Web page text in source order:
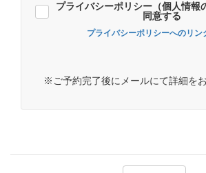
プライバシーポリシー（個人情報
同意する
プライバシーポリシーへのリン
※ご予約完了後にメールにて詳細を